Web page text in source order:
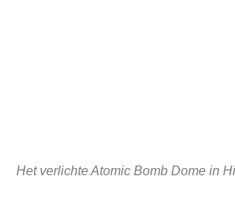
Het verlichte Atomic Bomb Dome in